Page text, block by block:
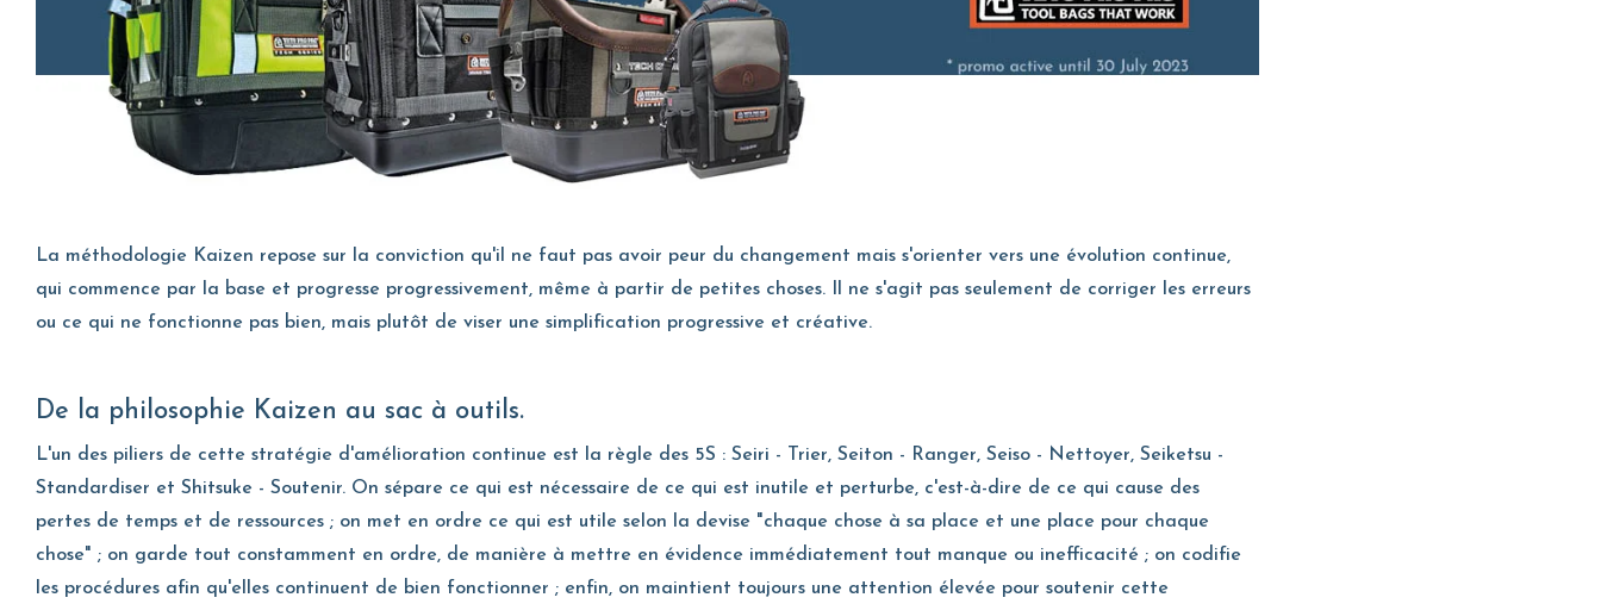
La méthodologie Kaizen repose sur la conviction qu'il ne faut pas avoir peur du changement mais s'orienter vers une évolution continue,
qui commence par la base et progresse progressivement, même à partir de petites choses. Il ne s'agit pas seulement de corriger les erreurs
ou ce qui ne fonctionne pas bien, mais plutôt de viser une simplification progressive et créative.
De la philosophie Kaizen au sac à outils.
L'un des piliers de cette stratégie d'amélioration continue est la règle des 5S : Seiri - Trier, Seiton - Ranger, Seiso - Nettoyer, Seiketsu -
Standardiser et Shitsuke - Soutenir. On sépare ce qui est nécessaire de ce qui est inutile et perturbe, c'est-à-dire de ce qui cause des
pertes de temps et de ressources ; on met en ordre ce qui est utile selon la devise "chaque chose à sa place et une place pour chaque
chose" ; on garde tout constamment en ordre, de manière à mettre en évidence immédiatement tout manque ou inefficacité ; on codifie
les procédures afin qu'elles continuent de bien fonctionner ; enfin, on maintient toujours une attention élevée pour soutenir cette